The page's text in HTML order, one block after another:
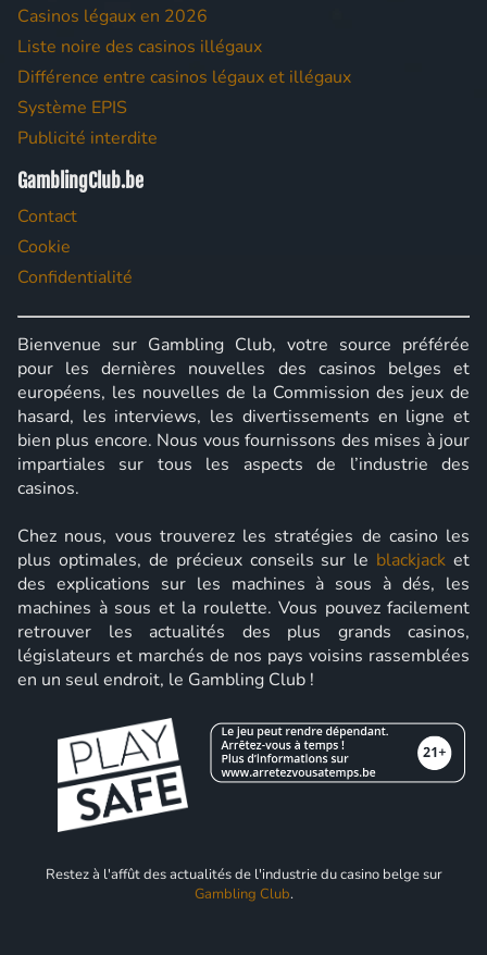
Casinos légaux en 2026
Liste noire des casinos illégaux
Différence entre casinos légaux et illégaux
Système EPIS
Publicité interdite
GamblingClub.be
Contact
Cookie
Confidentialité
Bienvenue sur Gambling Club, votre source préférée
pour les dernières nouvelles des casinos belges et
européens, les nouvelles de la Commission des jeux de
hasard, les interviews, les divertissements en ligne et
bien plus encore. Nous vous fournissons des mises à jour
impartiales sur tous les aspects de l’industrie des
casinos.
Chez nous, vous trouverez les stratégies de casino les
plus optimales, de précieux conseils sur le blackjack et
des explications sur les machines à sous à dés, les
machines à sous et la roulette. Vous pouvez facilement
retrouver les actualités des plus grands casinos,
législateurs et marchés de nos pays voisins rassemblées
en un seul endroit, le Gambling Club !
Restez à l'affût des actualités de l'industrie du casino belge sur
Gambling Club.